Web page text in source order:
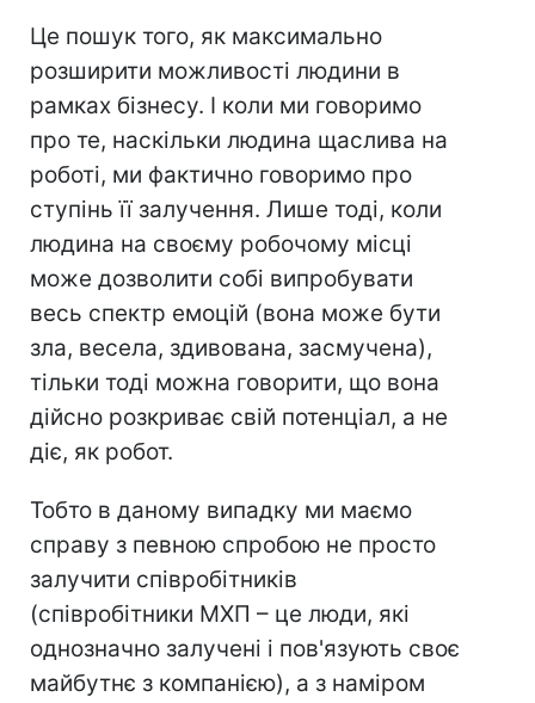
Це пошук того, як максимально
розширити можливості людини в
рамках бізнесу. І коли ми говоримо
про те, наскільки людина щаслива на
роботі, ми фактично говоримо про
ступінь її залучення. Лише тоді, коли
людина на своєму робочому місці
може дозволити собі випробувати
весь спектр емоцій (вона може бути
зла, весела, здивована, засмучена),
тільки тоді можна говорити, що вона
дійсно розкриває свій потенціал, а не
діє, як робот.
Тобто в даному випадку ми маємо
справу з певною спробою не просто
залучити співробітників
(співробітники МХП – це люди, які
однозначно залучені і пов'язують своє
майбутнє з компанією), а з наміром